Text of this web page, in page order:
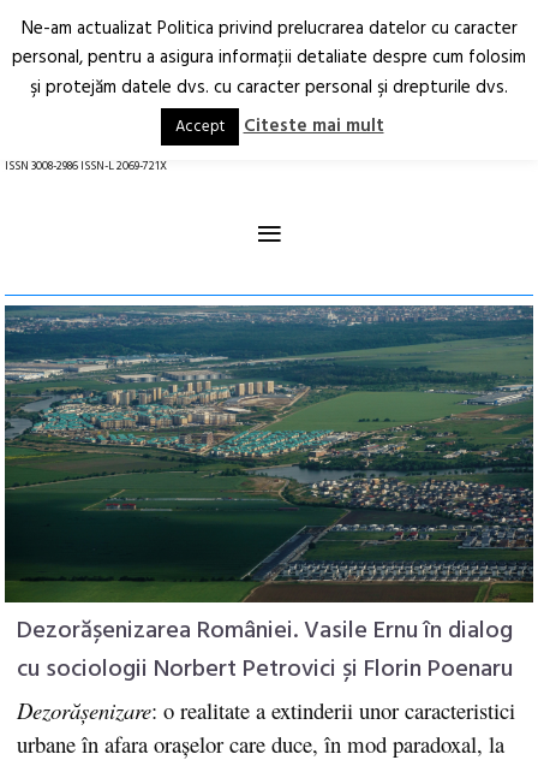
Arhitectură.
Oraș.
RO EN
ISSN 3008-2986 ISSN-L 2069-721X
≡
Dezorășenizarea României. Vasile Ernu în dialog
cu sociologii Norbert Petrovici și Florin Poenaru
Dezorășenizare: o realitate a extinderii unor caracteristici
urbane în afara orașelor care duce, în mod paradoxal, la
Ne-am actualizat Politica privind prelucrarea datelor cu caracter
personal, pentru a asigura informaţii detaliate despre cum folosim
şi protejăm datele dvs. cu caracter personal şi drepturile dvs.
Accept Citeste mai mult